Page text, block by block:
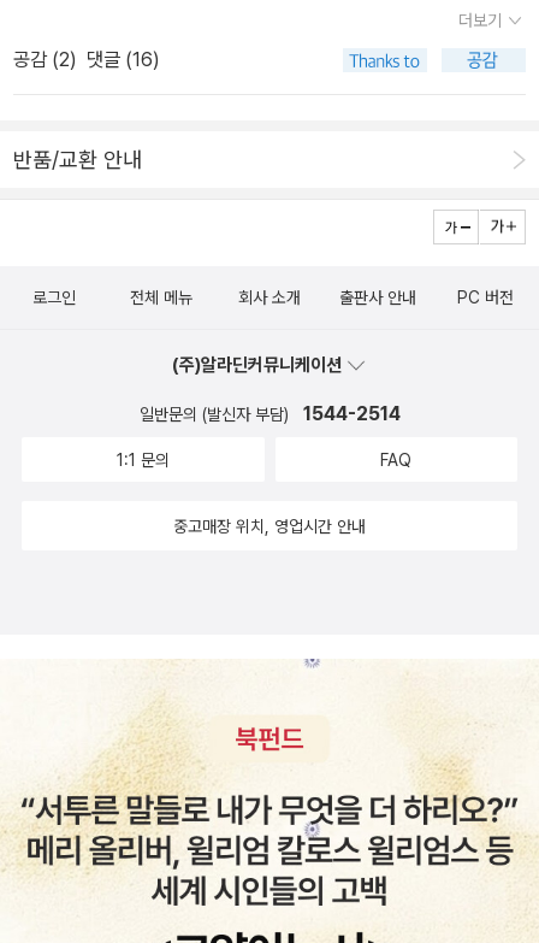
게 익힐 수 있는 영단어책어휘전문가 문덕이 엄선한 ‘온 국민 교양영
단어’ 1천 개 총집
쉽게, 즐겁게 영어공부를 할 수 있다는 결론인데..이런 책을 구입하는
다. 책 소개는 분명 초급용으로 되어 있는데 중급이상인 분들이 초급
책을 구입해서 너무 쉬워서 공부 안된다고 하면서 별점 짜게 주는 분
들...영어학습이나 컴퓨터 도서 등은 책소개만 읽어보면 난이도를 짐
씨의 369 프로잭트 책을 보고 실망한적이 있다. 물론 이 책과 같은
맞지도 않을 뿐더라 문단열씨의 혀 짧은 목소리가 듣기도 불편하
고 과연 미국인들이 알아들을까.. 라는 생각까지 들었다. 상세한 해설
습이 참...길이 다른곳으로 샜다. 여하튼 재미있고 유쾌한 영어학습서
시기, 친했지만 소원해진 여자애가 결혼을 했다. 만원 냈다. 그때 만원
은 내게 큰돈이었다. -한달 뒤, 여전히 월급을 못받았을 때(난 1월부
터 조교 생활을 했고 월급은 3월 17일에 처음 받았다) 후배 결혼식이
도 비행기값 만큼은 내야지”라는 공감대가 형성되었지만, 난 만원만
원을 내는 경우는 없다. 안친한 사람은 3만원, 친한 친구는 5만원을
이 무조건 20만원이다. -내 심복이 여수에서 결혼할 때 10만원 냈다.
다. 조의금은 다르다. 슬픔에 젖은 유가족에게 3만원을 건네는 건 예
의가 아닌 것처럼 느껴져서다. 그래서 한단계 씩 올려서 안친하면 5
우리 친구들은 다들 10만원을 냈다. 친한 친구가 다 장가를 가서 해당
경우에도 10만원을 내야 할 것 같은 분위기다. 그들의 자제가 결혼을
병, 세병, 다섯병 이렇게 홀수로 술을 시켰는데, 7만원을 못낼 이유가
어디에 있을까? 지금은 아니지만 내가 30세를 전후했을 무렵, 정말
많은 청첩장이 날라왔었다. 그때의 난 결혼을 축하하기보다, 축의금
을 낼 생각에 마음이 무거웠던 적도 있었다. 하지만 그게 그런 게 아니
라는 걸 지금은 안다. 4년 전 아버님이 돌아가셨을 때 난 내가 얼마나
많은 사람들의 도움을 받고 살아가는지 알 수 있었다. 그들의 위로와
조의금이 우리에게 얼마나 도움이 되었는지 모른다. 그래서. 당장 낼
돈이 부담이 되어도, 계좌번호가 적힌 청첩장이 부담으로 다가올지라
더보기
공감 (2) 댓글 (16)
반품/교환 안내
로그인 전체 메뉴 회사 소개 출판사 안내 PC 버전
(주)알라딘커뮤니케이션
일반문의 (발신자 부담) 1544-2514
1:1 문의 FAQ
중고매장 위치, 영업시간 안내